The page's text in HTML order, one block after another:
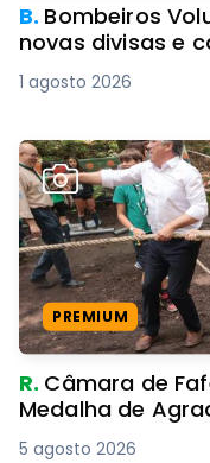
B. Bombeiros
novas divisas e
1 agosto 2026
PREMIUM
R. Câmara de Fafe
Medalha de
5 agosto 2026